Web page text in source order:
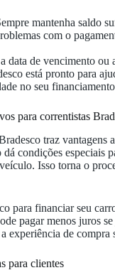
mantenha saldo
com o
data de vencimento ou
está pronto para
no seu
para correntistas
traz vantagens
condições especiais
Isso torna o
para financiar seu
pagar menos juros
experiência de compra
para clientes